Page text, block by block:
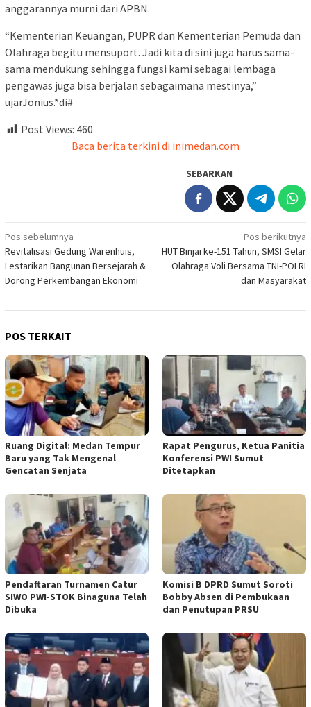
anggarannya murni dari APBN.
“Kementerian Keuangan, PUPR dan Kementerian Pemuda dan
Olahraga begitu mensuport. Jadi kita di sini juga harus sama-
sama mendukung sehingga fungsi kami sebagai lembaga
pengawas juga bisa berjalan sebagaimana mestinya,”
ujarJonius.*di#
Post Views: 460
Baca berita terkini di inimedan.com
SEBARKAN
Navigasi
pos
Pos sebelumnya
Revitalisasi Gedung Warenhuis,
Lestarikan Bangunan Bersejarah &
Dorong Perkembangan Ekonomi
Pos berikutnya
HUT Binjai ke-151 Tahun, SMSI Gelar
Olahraga Voli Bersama TNI-POLRI
dan Masyarakat
POS TERKAIT
Ruang Digital: Medan Tempur
Baru yang Tak Mengenal
Gencatan Senjata
Rapat Pengurus, Ketua Panitia
Konferensi PWI Sumut
Ditetapkan
Pendaftaran Turnamen Catur
SIWO PWI-STOK Binaguna Telah
Dibuka
Komisi B DPRD Sumut Soroti
Bobby Absen di Pembukaan
dan Penutupan PRSU